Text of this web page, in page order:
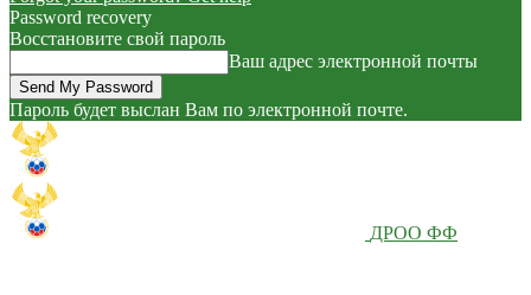
Password recovery
Восстановите свой пароль
Ваш адрес электронной почты
Пароль будет выслан Вам по электронной почте.
ДРОО ФФ